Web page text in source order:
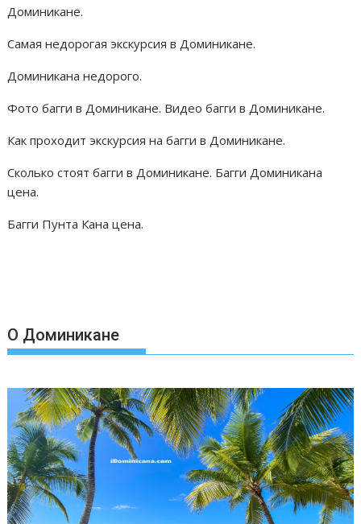
Доминикане.
Самая недорогая экскурсия в Доминикане.
Доминикана недорого.
Фото багги в Доминикане. Видео багги в Доминикане.
Как проходит экскурсия на багги в Доминикане.
Сколько стоят багги в Доминикане. Багги Доминикана
цена.
Багги Пунта Кана цена.
О Доминикане